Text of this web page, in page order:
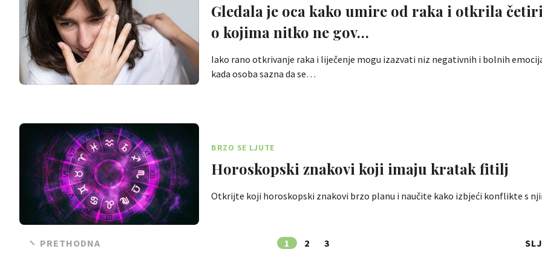
Gledala je oca kako umire od raka i otkrila
o kojima nitko ne gov…
Iako rano otkrivanje raka i liječenje mogu izazvati niz negativnih i bolnih
kada osoba sazna da se…
BRZO SE LJUTE
Horoskopski znakovi koji imaju kratak fitilj
Otkrijte koji horoskopski znakovi brzo planu i naučite kako izbjeći konflikte s
PRETHODNA 1 2 3